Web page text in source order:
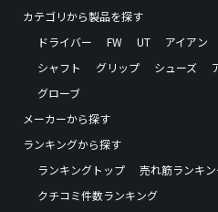
カテゴリから製品を探す
ドライバー
FW UT アイアン
シャフト
グリップ シューズ
グローブ
メーカーから探す
ランキングから探す
ランキングトップ
売れ筋ランキ
クチコミ件数ランキング